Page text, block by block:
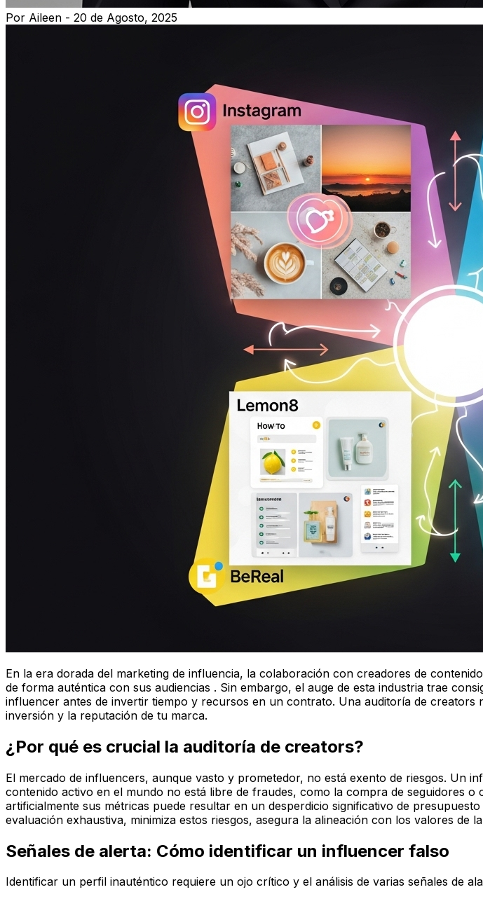
Por Aileen - 20 de Agosto, 2025
En la era dorada del marketing de influencia, la colaboración con creadores de
de forma auténtica con sus audiencias . Sin embargo, el auge de esta industria trae
influencer antes de invertir tiempo y recursos en un contrato. Una auditoría de
inversión y la reputación de tu marca.
¿Por qué es crucial la auditoría de creators?
El mercado de influencers, aunque vasto y prometedor, no está exento de riesgos. Un
contenido activo en el mundo no está libre de fraudes, como la compra de seguidores
artificialmente sus métricas puede resultar en un desperdicio significativo de
evaluación exhaustiva, minimiza estos riesgos, asegura la alineación con los valores de
Señales de alerta: Cómo identificar un influencer falso
Identificar un perfil inauténtico requiere un ojo crítico y el análisis de varias señales de